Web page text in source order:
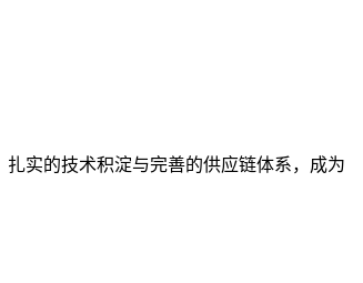
实的技术积淀与完善的供应链体系，成为